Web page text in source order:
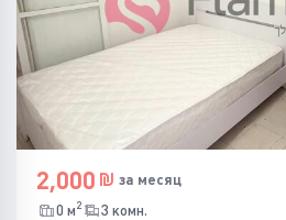
2,000
за месяц
0 м2 3 комн.